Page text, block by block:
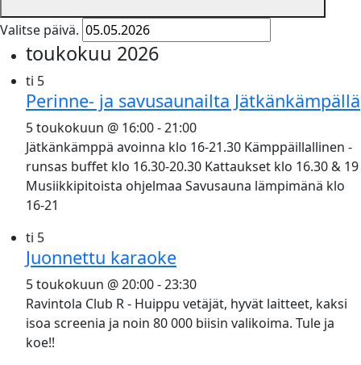
Valitse päivä.
toukokuu 2026
ti 5
Perinne- ja savusaunailta Jätkänkämpällä
5 toukokuun @ 16:00-21:00
Jätkänkämppä avoinna klo 16-21.30 Kämppäillallinen -
runsas buffet klo 16.30-20.30 Kattaukset klo 16.30 & 19
Musiikkipitoista ohjelmaa Savusauna lämpimänä klo
16-21
ti 5
Juonnettu karaoke
5 toukokuun @ 20:00-23:30
Ravintola Club R - Huippu vetäjät, hyvät laitteet, kaksi
isoa screenia ja noin 80 000 biisin valikoima. Tule ja
koe!!